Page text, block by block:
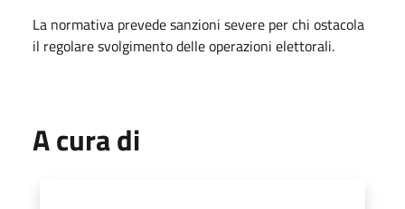
La normativa prevede sanzioni severe per chi ostacola
il regolare svolgimento delle operazioni elettorali.
A cura di